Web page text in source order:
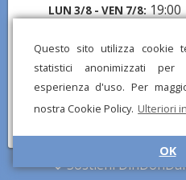
Questo sito utilizza cookie
statistici anonimizzati
esperienza d'uso. Per
nostra Cookie Policy. Ulteriori
OK
LUN 3/8 - VEN 7/8:19:00
SAB 8/8: 19:00
10:00,19:00
LUN 10/8 - GIO 13/8:
Sostieni